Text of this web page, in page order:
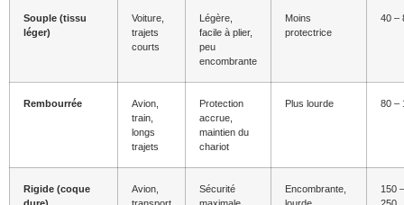
Souple (tissu
léger)
Voiture,
trajets
courts
Légère,
facile à plier,
peu
encombrante
Moins
protectrice
40 –
Rembourrée
Avion,
train,
longs
trajets
Protection
accrue,
maintien du
chariot
Plus lourde 80 –
Rigide (coque
Avion,
Sécurité
Encombrante,
150 –